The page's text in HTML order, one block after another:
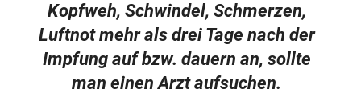
Kopfweh, Schwindel, Schmerzen,
Luftnot mehr als drei Tage nach der
Impfung auf bzw. dauern an, sollte
man einen Arzt aufsuchen.